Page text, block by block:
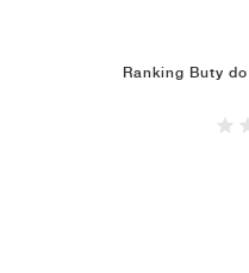
Ranking Buty